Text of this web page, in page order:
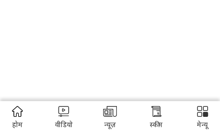
होम वीडियो न्यूज़ स्कीम मेन्यू